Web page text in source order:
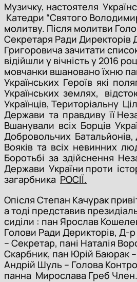
Музичку, настоятеля
Катедри “Святого
молитву. Після молитви
Секретаря Ради Директорів
Григоровича зачитати
відійшли у вічність у 2016
мовчанки вшановано їхню
Українських Героїв які
Українських землях,
Українців, Територіальну
Держави та правдиву її
Вшанували всіх Борців
Добровольчих Батальйонів,
Вояків та всіх невинних
Боротьбі за здійснення
Держави України проти
загарбника РОСІЇ.
Опісля Степан Качурак
а тоді представив
сиділи : пан Ярослав
Голови Ради Дерикторів, Д-
– Секретар, пані Наталія
Скарбник, пан Юрій Баюрак
Андрій Шуль – Голова
панна Мирослава Греб Член.